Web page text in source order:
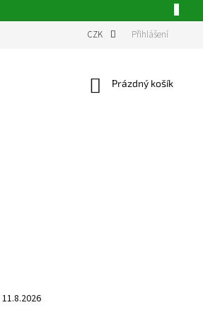
CZK Přihlášení
Nákupní
Prázdný košík
11.8.2026